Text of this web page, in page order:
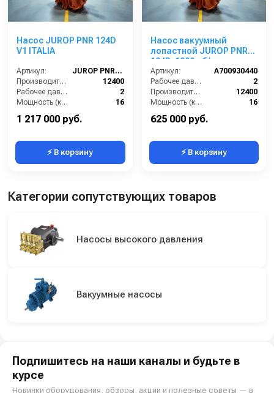
Насос JUROP PNR 124D
V1 ITALIA
Артикул:
JUROP PNR 124D
Производительность (л/мин):
12400
Рабочее давление (бар):
2
Мощность (кВт):
16
1 217 000 руб.
⚡ В корзину
Насос вакуумный
лопастной JUROP PNR
124D, 1300 об/мин, левое
вращение,
пневмоклапан
Артикул:
A700930440
Рабочее давление (бар):
2
Производительность (л/мин):
12400
Мощность (кВт):
16
625 000 руб.
⚡ В корзину
Категории сопутствующих товаров
Насосы высокого давления
Вакуумные насосы
Подпишитесь на наши каналы и будьте в
курсе
Новинки оборудования, обзоры, акции и полезные советы — в